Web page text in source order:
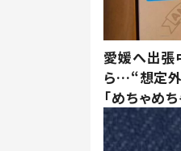
愛媛へ出張
ら…“想定外
「めちゃめ